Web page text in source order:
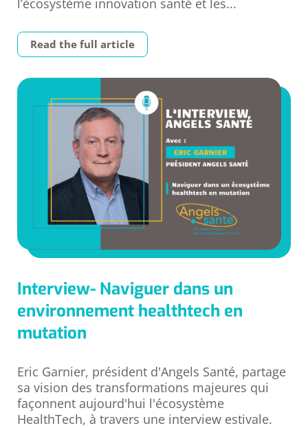
l’écosystème innovation santé et les...
Read the full article
Interview- Naviguer dans un
environnement healthtech en
mutation
Eric Garnier, président d'Angels Santé, partage
sa vision des transformations majeures qui
façonnent aujourd'hui l'écosystème
HealthTech, à travers une interview estivale.